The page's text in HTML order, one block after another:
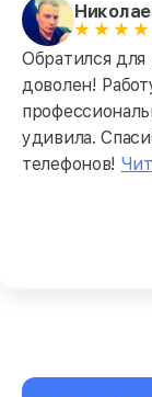
Обратился для
доволен!
удивила.
телефонов!